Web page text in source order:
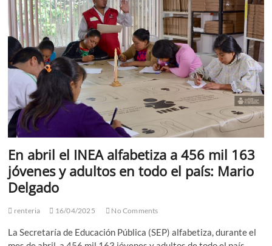
de
trámites
de
transporte
a
nivel
federal
En abril el INEA alfabetiza a 456 mil 163
jóvenes y adultos en todo el país: Mario
Delgado
renteria 16/04/2025 No Comments
La Secretaría de Educación Pública (SEP) alfabetiza, durante el